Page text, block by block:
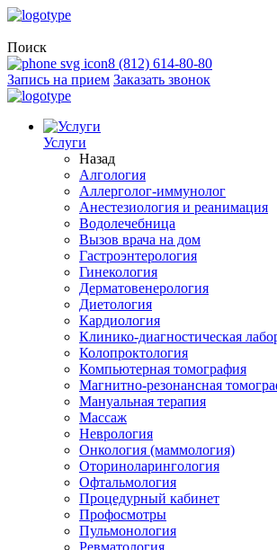
Поиск
8 (812) 614-80-80
Запись на прием Заказать звонок
Услуги
Назад
Алгология
Аллерголог-иммунолог
Анестезиология и реанимация
Водолечебница
Вызов врача на дом
Гастроэнтерология
Гинекология
Дерматовенерология
Диетология
Кардиология
Клинико-диагностическая
Колопроктология
Компьютерная томография
Магнитно-резонансная
Мануальная терапия
Массаж
Неврология
Онкология (маммология)
Оториноларингология
Офтальмология
Процедурный кабинет
Профосмотры
Пульмонология
Ревматология